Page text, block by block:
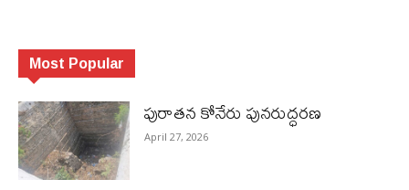
Most Popular
పురాత‌న కోనేరు పున‌రుద్ధ‌ర‌ణ
April 27, 2026